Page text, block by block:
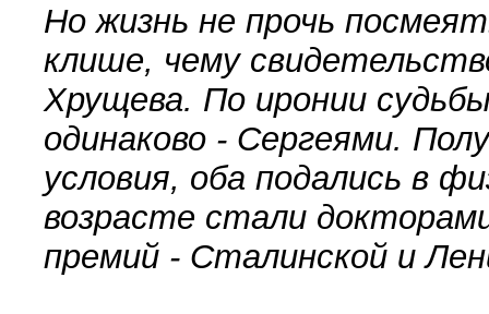
Но жизнь не прочь
клише, чему
Хрущева. По иронии
одинаково - Сергеями.
условия, оба подались в
возрасте стали
премий - Сталинской и